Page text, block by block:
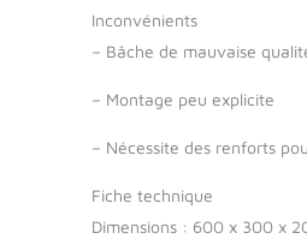
Inconvénients
– Bâche de mauvaise
– Montage peu explicite
– Nécessite des renforts
Fiche technique
Dimensions : 600 x 300 x